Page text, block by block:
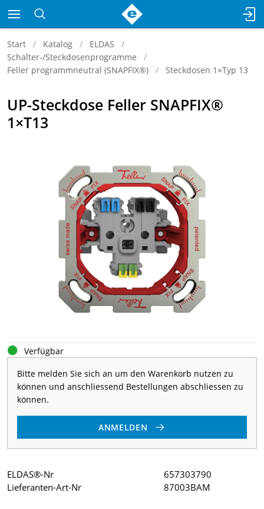
Start Katalog
ELDAS
Schalter-/Steckdosenprogramme
Feller programmneutral (SNAPFIX®)
Steckdosen 1×Typ 13
UP-Steckdose Feller SNAPFIX®
1×T13
Verfügbar
Bitte melden Sie sich an um den Warenkorb nutzen zu
können und anschliessend Bestellungen abschliessen zu
können.
ANMELDEN
ELDAS®-Nr
657303790
Lieferanten-Art-Nr
87003BAM